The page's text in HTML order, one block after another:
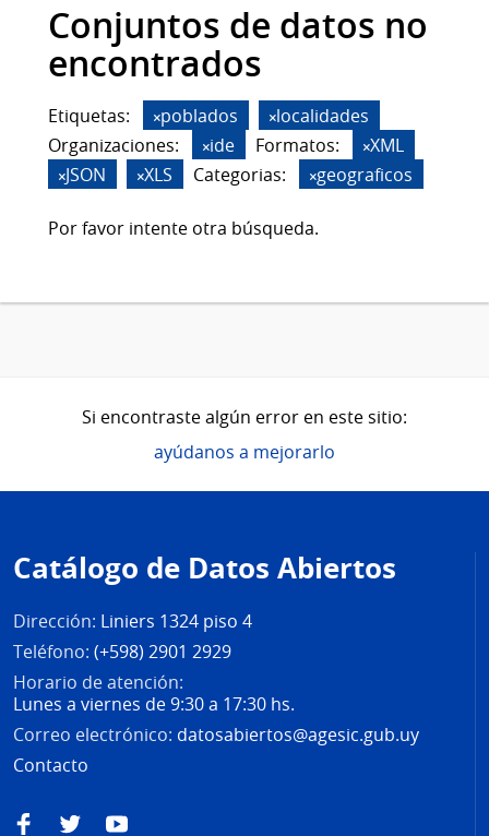
Conjuntos de datos no
encontrados
Etiquetas: poblados
localidades
Organizaciones:
ide Formatos:
XML
JSON
XLS Categorias: geograficos
Por favor intente otra búsqueda.
Si encontraste algún error en este sitio:
ayúdanos a mejorarlo
de
página
Catálogo de Datos Abiertos
Dirección: Liniers 1324 piso 4
Teléfono: (+598) 2901 2929
Horario de atención:
Lunes a viernes de 9:30 a 17:30 hs.
Correo electrónico: datosabiertos@agesic.gub.uy
Contacto
FacebookTwitterYouTube